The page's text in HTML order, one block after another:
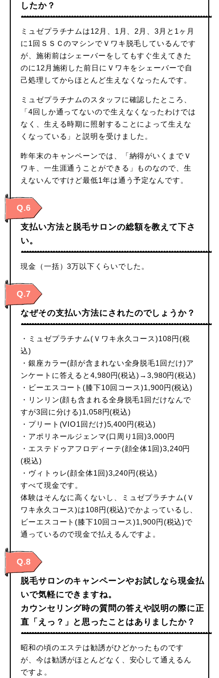
したか？
ミュゼプラチナムは12月、1月、2月、3月と1ヶ月
に1回ＳＳＣのマシンでＶワキ脱毛しているんです
が、施術前はシェーバーをしてもすぐ生えてきた
のに12月施術した前日にＶワキをシェーバーで自
己処理してからほとんど生えなくなったんです。
ミュゼプラチナムのスタッフに確認したところ、
「4回しか通ってないので生えなくなったわけでは
なく、生える時期に照射することによって生えな
くなっている」と説明を受けました。
昨年末のキャンペーンでは、「納得がいくまでＶ
ワキ、一生涯通うことができる」ものなので、生
えないんですけど最低1年は通う予定なんです。
Q.6
支払い方法と脱毛サロンの総額を教えて下さ
い。
現金（一括）3万以下くらいでした。
Q.7
なぜその支払い方法にされたのでしょうか？
・ミュゼプラチナム(Ｖワキ永久コース)108円(税
込)
・銀座カラー(顔が含まれない全身脱毛1回だけ)ア
ンケートに答えると4,980円(税込)→3,980円(税込)
・ビーエスコート(膝下10回コース)1,900円(税込)
・リンリン(顔も含まれる全身脱毛1回だけなんで
すが3回に分ける)1,058円(税込)
・プリート(VIO1回だけ)5,400円(税込)
・アポリネールジェンマ(口周り1回)3,000円
・エステドゥアフロディーテ(顔全体1回)3,240円
(税込)
・ヴィトゥレ(顔全体1回)3,240円(税込)
すべて現金です。
体験はそんなに高くないし、ミュゼプラチナム(Ｖ
ワキ永久コース)は108円(税込)でかよっているし、
ビーエスコート(膝下10回コース)1,900円(税込)で
通っているので現金で払えるんですよ。
Q.8
脱毛サロンのキャンペーンやお試しなら現金払
いで気軽にできますね。
カウンセリング時の質問の答えや説明の際に正
直「えっ？」と思ったことはありましたか？
昭和の頃のエステは勧誘がひどかったものです
が、今は勧誘がほとんどなく、安心して通えるん
ですよ。